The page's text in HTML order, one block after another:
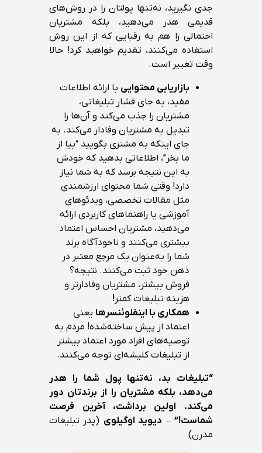
جدی نگیرید، نه‌تنها پولتان را در روش‌های
قدیمی هدر می‌دهید، بلکه مشتریان
احتمالی را هم به رقبایی که از این روش
استفاده می‌کنند، تقدیم خواهید کرد! حالا
وقت تغییر است.
بازاریابی محتوایی با ارائه اطلاعات
مفید، به جای فشار تبلیغاتی،
مشتریان را جذب می‌کند و آن‌ها را
تبدیل به مشتریان وفادار می‌کند. به
جای اینکه به مشتری بگویید “بیا از
ما بخر”، اطلاعاتی بدهید که خودش
به این نتیجه برسد که به شما نیاز
دارد! وقتی شما محتوای ارزشمندی
مثل مقالات تخصصی، ویدئوهای
آموزشی یا راهنماهای کاربردی ارائه
می‌دهید، مشتریان احساس اعتماد
بیشتری می‌کنند و ناخودآگاه برند
شما را به‌عنوان یک مرجع معتبر در
ذهن خود ثبت می‌کنند. نتیجه؟
فروش بیشتر، مشتریان وفادارتر و
هزینه تبلیغات کمتر!
همکاری با اینفلوئنسرها یعنی
اعتماد از پیش ساخته‌شده! مردم به
توصیه‌های افراد مورد اعتماد بیشتر
از تبلیغات کلیشه‌ای توجه می‌کنند.
“تبلیغات بد، نه‌تنها پول شما را هدر
می‌دهد، بلکه مشتریان را از برندتان دور
می‌کند. اولین برداشت، آخرین فرصت
شماست!”
– دیوید اوگیلوی (پدر تبلیغات
مدرن)